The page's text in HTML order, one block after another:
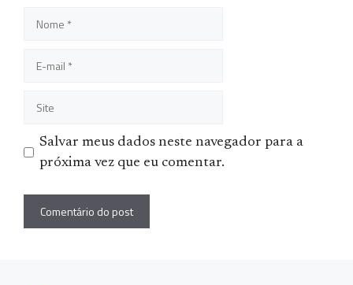
mail
Salvar meus dados neste navegador para a
próxima vez que eu comentar.